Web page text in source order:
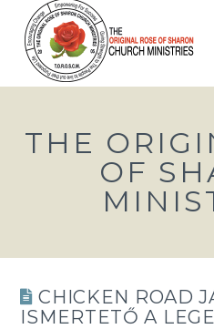
THE
OF
CHICKEN ROAD
ISMERTETŐ A